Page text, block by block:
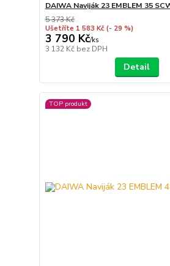
DAIWA Naviják 23 EMBLEM 35
5 373 Kč
Ušetříte 1 583 Kč (- 29 %)
3 790 Kč/ks
3 132 Kč bez DPH
Detail
TOP produkt